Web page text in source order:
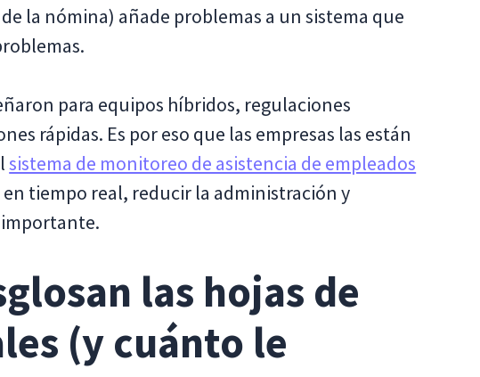
la nómina) añade problemas a un sistema que
para equipos híbridos, regulaciones
rápidas. Es por eso que las empresas las están
sistema de monitoreo de asistencia de empleados
tiempo real, reducir la administración y
las hojas de
(y cuánto le